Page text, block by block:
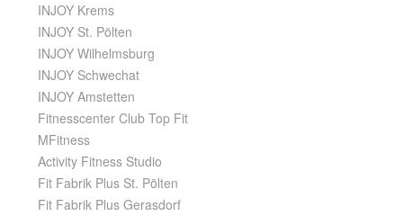
INJOY Krems
INJOY St. Pölten
INJOY Wilhelmsburg
INJOY Schwechat
INJOY Amstetten
Fitnesscenter Club Top Fit
MFitness
Activity Fitness Studio
Fit Fabrik Plus St. Pölten
Fit Fabrik Plus Gerasdorf